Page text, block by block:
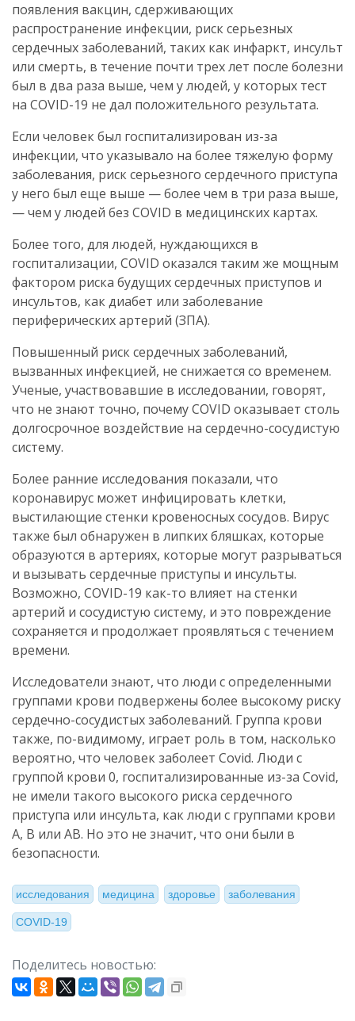
появления вакцин, сдерживающих
распространение инфекции, риск серьезных
сердечных заболеваний, таких как инфаркт, инсульт
или смерть, в течение почти трех лет после болезни
был в два раза выше, чем у людей, у которых тест
на COVID-19 не дал положительного результата.
Если человек был госпитализирован из-за
инфекции, что указывало на более тяжелую форму
заболевания, риск серьезного сердечного приступа
у него был еще выше — более чем в три раза выше,
— чем у людей без COVID в медицинских картах.
Более того, для людей, нуждающихся в
госпитализации, COVID оказался таким же мощным
фактором риска будущих сердечных приступов и
инсультов, как диабет или заболевание
периферических артерий (ЗПА).
Повышенный риск сердечных заболеваний,
вызванных инфекцией, не снижается со временем.
Ученые, участвовавшие в исследовании, говорят,
что не знают точно, почему COVID оказывает столь
долгосрочное воздействие на сердечно-сосудистую
систему.
Более ранние исследования показали, что
коронавирус может инфицировать клетки,
выстилающие стенки кровеносных сосудов. Вирус
также был обнаружен в липких бляшках, которые
образуются в артериях, которые могут разрываться
и вызывать сердечные приступы и инсульты.
Возможно, COVID-19 как-то влияет на стенки
артерий и сосудистую систему, и это повреждение
сохраняется и продолжает проявляться с течением
времени.
Исследователи знают, что люди с определенными
группами крови подвержены более высокому риску
сердечно-сосудистых заболеваний. Группа крови
также, по-видимому, играет роль в том, насколько
вероятно, что человек заболеет Covid. Люди с
группой крови 0, госпитализированные из-за Covid,
не имели такого высокого риска сердечного
приступа или инсульта, как люди с группами крови
A, B или AB. Но это не значит, что они были в
безопасности.
исследования медицина здоровье заболевания
COVID-19
Поделитесь новостью: